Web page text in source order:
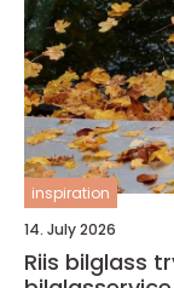
inspiration
14. July 2026
Riis bilglass trygg sikt og profesjonell